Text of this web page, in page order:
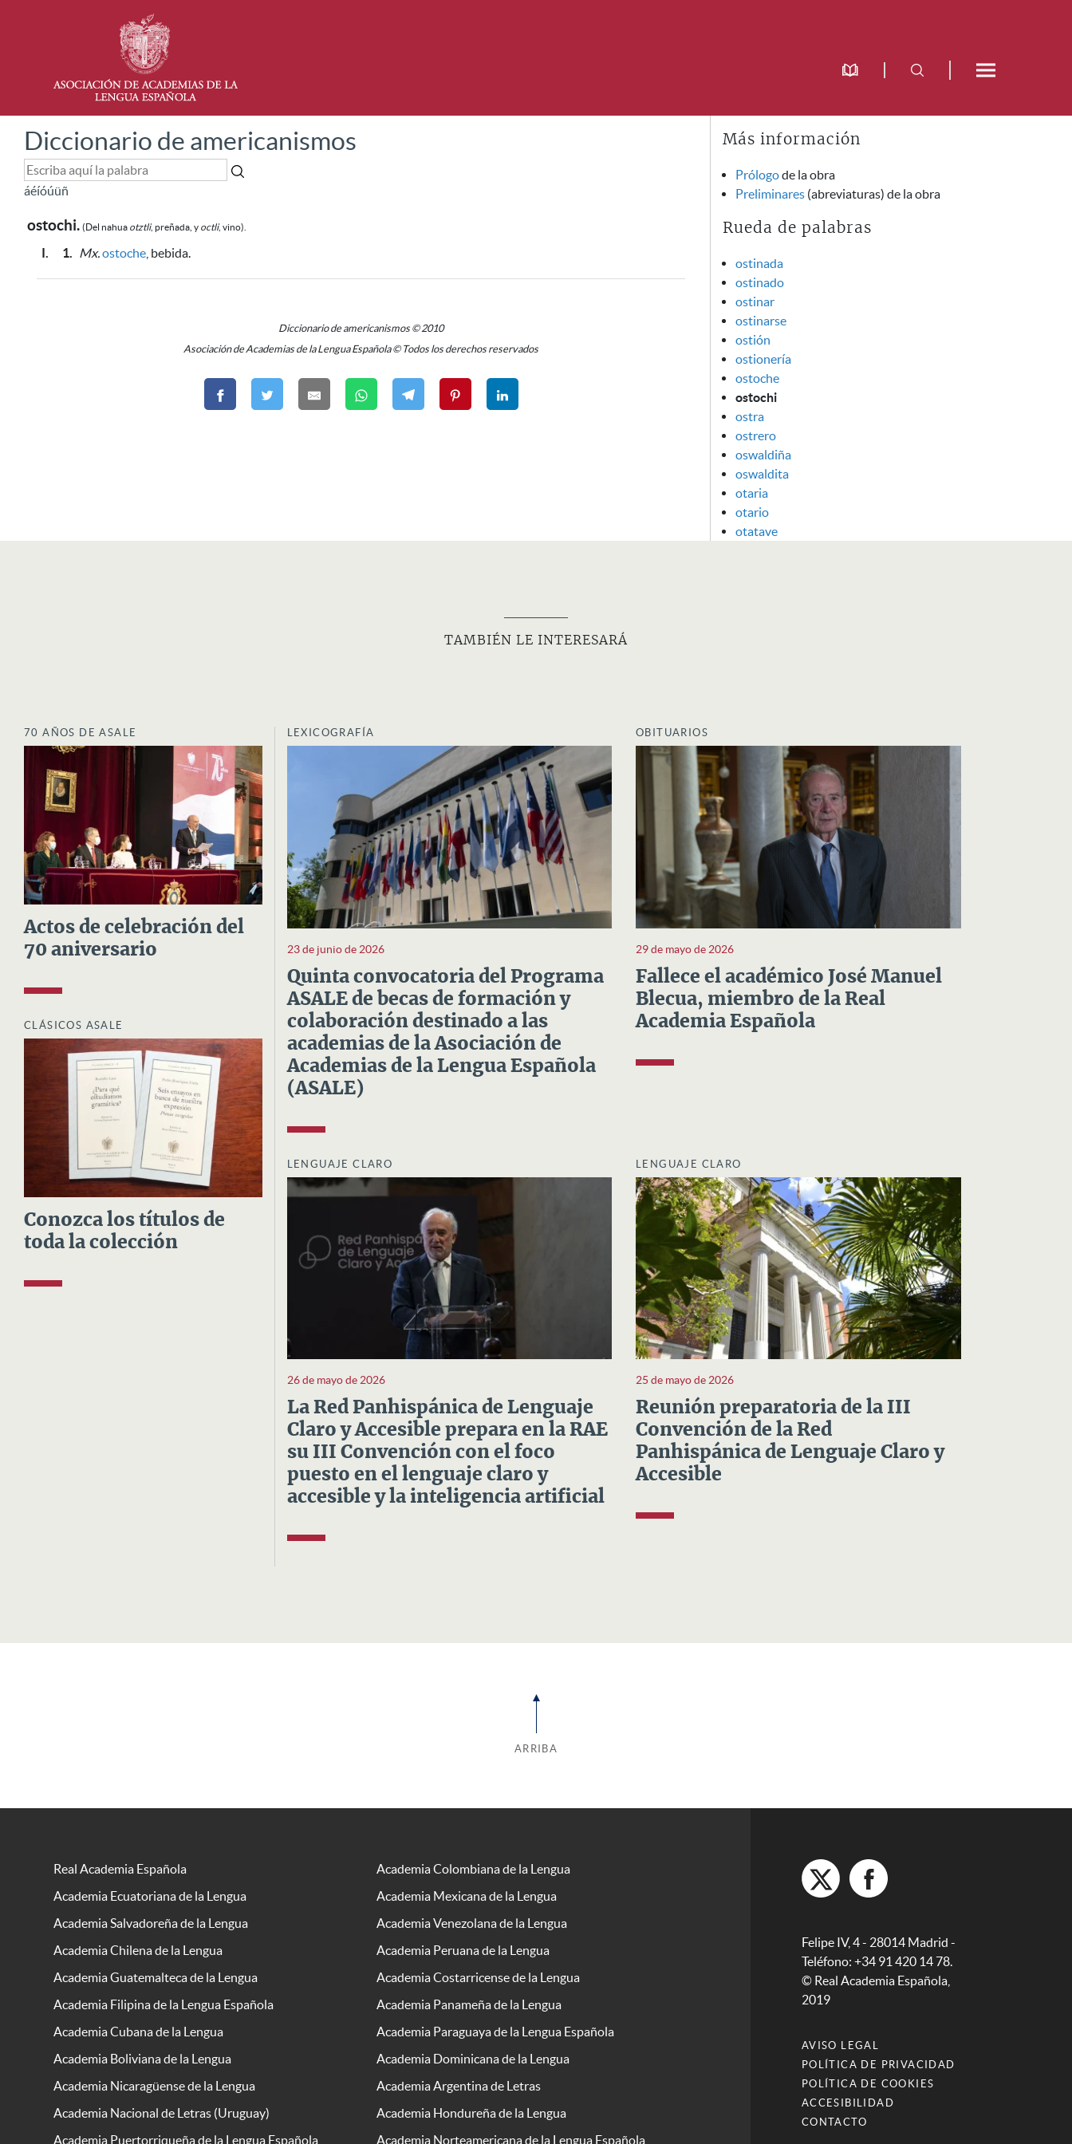
Diccionario de americanismos
áéíóúüñ
ostochi. (Del nahua otztli, preñada, y octli, vino).
I. 1. Mx.ostoche , bebida.
Diccionario de americanismos © 2010
Asociación de Academias de la Lengua Española © Todos los derechos reservados
Más información
Prólogode la obra
Preliminares (abreviaturas) de la obra
Rueda de palabras
ostinada
ostinado
ostinar
ostinarse
ostión
ostionería
ostoche
ostochi
ostra
ostrero
oswaldiña
oswaldita
otaria
otario
otatave
TAMBIÉN LE INTERESARÁ
70 AÑOS DE ASALE
Actos de celebración del
70 aniversario
CLÁSICOS ASALE
Conozca los títulos de
toda la colección
LEXICOGRAFÍA
23 de junio de 2026
Quinta convocatoria del Programa
ASALE de becas de formación y
colaboración destinado a las
academias de la Asociación de
Academias de la Lengua Española
(ASALE)
OBITUARIOS
29 de mayo de 2026
Fallece el académico José Manuel
Blecua, miembro de la Real
Academia Española
LENGUAJE CLARO
26 de mayo de 2026
La Red Panhispánica de Lenguaje
Claro y Accesible prepara en la RAE
su III Convención con el foco
puesto en el lenguaje claro y
accesible y la inteligencia artificial
LENGUAJE CLARO
25 de mayo de 2026
Reunión preparatoria de la III
Convención de la Red
Panhispánica de Lenguaje Claro y
Accesible
ARRIBA
Real Academia Española
Academia Colombiana de la Lengua
Academia Ecuatoriana de la Lengua
Academia Mexicana de la Lengua
Academia Salvadoreña de la Lengua
Academia Venezolana de la Lengua
Academia Chilena de la Lengua
Academia Peruana de la Lengua
Academia Guatemalteca de la Lengua
Academia Costarricense de la Lengua
Academia Filipina de la Lengua Española
Academia Panameña de la Lengua
Academia Cubana de la Lengua
Academia Paraguaya de la Lengua Española
Academia Boliviana de la Lengua
Academia Dominicana de la Lengua
Academia Nicaragüense de la Lengua
Academia Argentina de Letras
Academia Nacional de Letras (Uruguay)
Academia Hondureña de la Lengua
Academia Puertorriqueña de la Lengua Española
Academia Norteamericana de la Lengua Española
Felipe IV, 4 - 28014 Madrid -
Teléfono: +34 91 420 14 78.
© Real Academia Española,
2019
AVISO LEGAL
POLÍTICA DE PRIVACIDAD
POLÍTICA DE COOKIES
ACCESIBILIDAD
CONTACTO